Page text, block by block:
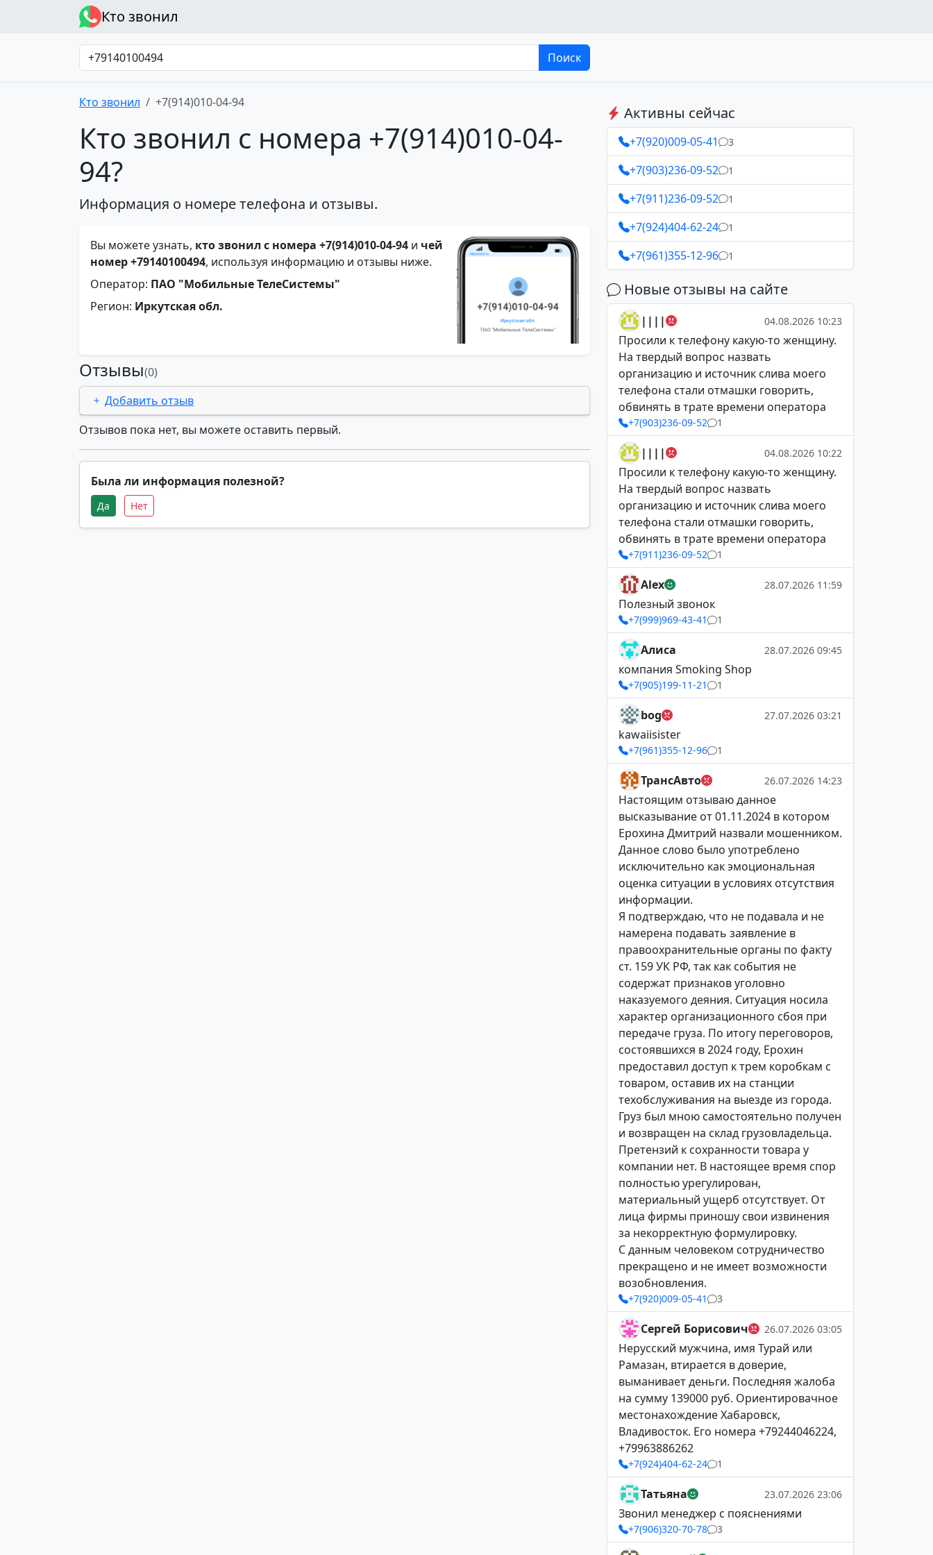
Кто звонил
Поиск
Кто звонил +7(914)010-04-94
Кто звонил с номера +7(914)010-04-
94?
Информация о номере телефона и отзывы.
Вы можете узнать, кто звонил с номера +7(914)010-04-94 и чей
номер +79140100494, используя информацию и отзывы ниже.
Оператор: ПАО "Мобильные ТелеСистемы"
Регион: Иркутская обл.
Отзывы(0)
Добавить отзыв
Отзывов пока нет, вы можете оставить первый.
Была ли информация полезной?
Да Нет
Активны сейчас
+7(920)009-05-41 3
+7(903)236-09-52 1
+7(911)236-09-52 1
+7(924)404-62-24 1
+7(961)355-12-96 1
Новые отзывы на сайте
|||| 04.08.2026 10:23
Просили к телефону какую-то женщину.
На твердый вопрос назвать
организацию и источник слива моего
телефона стали отмашки говорить,
обвинять в трате времени оператора
+7(903)236-09-52 1
|||| 04.08.2026 10:22
Просили к телефону какую-то женщину.
На твердый вопрос назвать
организацию и источник слива моего
телефона стали отмашки говорить,
обвинять в трате времени оператора
+7(911)236-09-52 1
Alex 28.07.2026 11:59
Полезный звонок
+7(999)969-43-41 1
Алиса 28.07.2026 09:45
компания Smoking Shop
+7(905)199-11-21 1
bog 27.07.2026 03:21
kawaiisister
+7(961)355-12-96 1
ТрансАвто 26.07.2026 14:23
Настоящим отзываю данное
высказывание от 01.11.2024 в котором
Ерохина Дмитрий назвали мошенником.
Данное слово было употреблено
исключительно как эмоциональная
оценка ситуации в условиях отсутствия
информации.
Я подтверждаю, что не подавала и не
намерена подавать заявление в
правоохранительные органы по факту
ст. 159 УК РФ, так как события не
содержат признаков уголовно
наказуемого деяния. Ситуация носила
характер организационного сбоя при
передаче груза. По итогу переговоров,
состоявшихся в 2024 году, Ерохин
предоставил доступ к трем коробкам с
товаром, оставив их на станции
техобслуживания на выезде из города.
Груз был мною самостоятельно получен
и возвращен на склад грузовладельца.
Претензий к сохранности товара у
компании нет. В настоящее время спор
полностью урегулирован,
материальный ущерб отсутствует. От
лица фирмы приношу свои извинения
за некорректную формулировку.
С данным человеком сотрудничество
прекращено и не имеет возможности
возобновления.
+7(920)009-05-41 3
Сергей Борисович 26.07.2026 03:05
Нерусский мужчина, имя Турай или
Рамазан, втирается в доверие,
выманивает деньги. Последняя жалоба
на сумму 139000 руб. Ориентировачное
местонахождение Хабаровск,
Владивосток. Его номера +79244046224,
+79963886262
+7(924)404-62-24 1
Татьяна 23.07.2026 23:06
Звонил менеджер с пояснениями
+7(906)320-70-78 3